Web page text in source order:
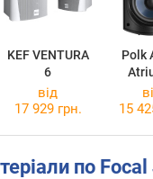
KEF VENTURA
6
Polk
від
17 929 грн.
15
по